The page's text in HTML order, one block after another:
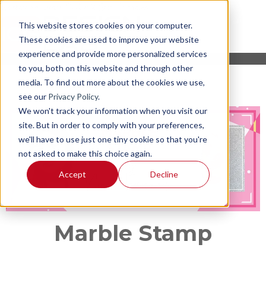
This website stores cookies on your computer.
These cookies are used to improve your website
experience and provide more personalized services
to you, both on this website and through other
media. To find out more about the cookies we use,
see our Privacy Policy.
We won't track your information when you visit our
site. But in order to comply with your preferences,
we'll have to use just one tiny cookie so that you're
not asked to make this choice again.
Accept Decline
Marble Stamp